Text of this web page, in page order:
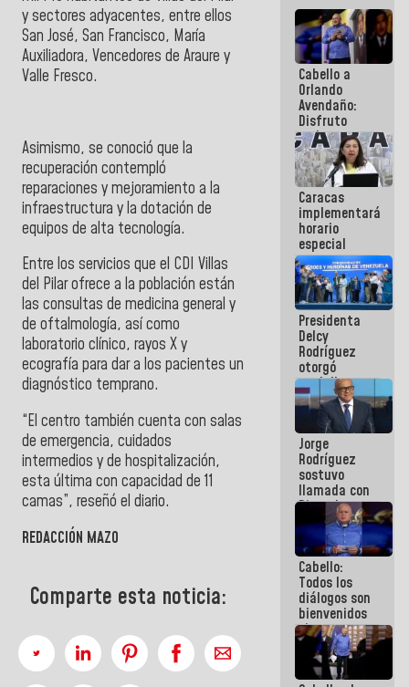
y sectores adyacentes, entre ellos
San José, San Francisco, María
Auxiliadora, Vencedores de Araure y
Valle Fresco.
Asimismo, se conoció que la
recuperación contempló
reparaciones y mejoramiento a la
infraestructura y la dotación de
equipos de alta tecnología.
Entre los servicios que el CDI Villas
del Pilarofrece a la población están
las consultas de medicina general y
de oftalmología, así como
laboratorio clínico, rayos X y
ecografía para dar a los pacientes un
diagnóstico temprano.
“El centro también cuenta con salas
de emergencia, cuidados
intermedios y de hospitalización,
esta última con capacidad de 11
camas”, reseñó el diario.
REDACCIÓN MAZO
Comparte esta noticia:
Cabello a
Orlando
Avendaño:
Disfruto
cada vez
que escribes
porque lo
que haces
es
embarrarla
Caracas
implementará
horario
especial
para
adaptarse
al plan de
ahorro
energético
Presidenta
Delcy
Rodríguez
otorgó
medalla
"Héroe de
Venezuela"
a servidores
públicos
Jorge
Rodríguez
sostuvo
llamada con
Dinorah
Figuera y
acuerdan
primer
encuentro
presencial
para el
diálogo
Cabello:
Todos los
diálogos son
bienvenidos
siempre que
estén en el
marco de la
Constitución